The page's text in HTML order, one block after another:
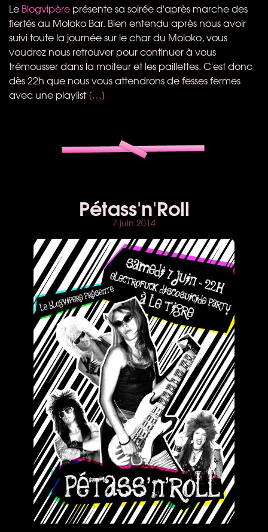
Le Blogvipère présente sa soirée d'après marche des
fiertés au Moloko Bar. Bien entendu après nous avoir
suivi toute la journée sur le char du Moloko, vous
voudrez nous retrouver pour continuer à vous
trémousser dans la moiteur et les paillettes. C'est donc
dès 22h que nous vous attendrons de fesses fermes
avec une playlist[…]
Pétass'n'Roll
7 juin 2014